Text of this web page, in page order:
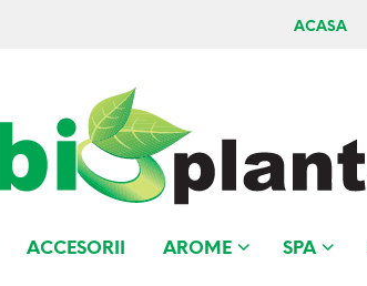
ACASA
ACCESORII AROME SPA